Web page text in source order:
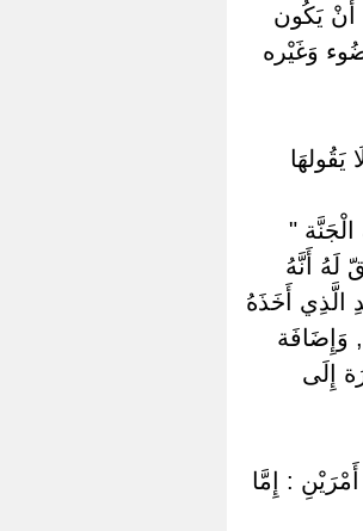
أَنْ يَكُون
وَغَيْره
"
لَهُ أَنَّهُ
الَّذِي أَخَذَهُ
وَإِضَافَة
إِلَى
: إِمَّا